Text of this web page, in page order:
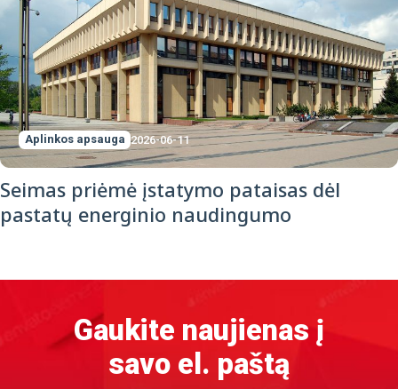
Aplinkos apsauga 2026-06-11
Seimas priėmė įstatymo pataisas dėl
pastatų energinio naudingumo
Gaukite naujienas į
savo el. paštą